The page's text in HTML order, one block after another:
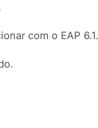
com o EAP 6.1.